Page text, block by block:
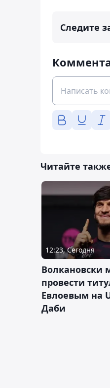
Следите
Читайте
12:23, Сегодня
Волкановски
провести
Евлоевым на
Даби